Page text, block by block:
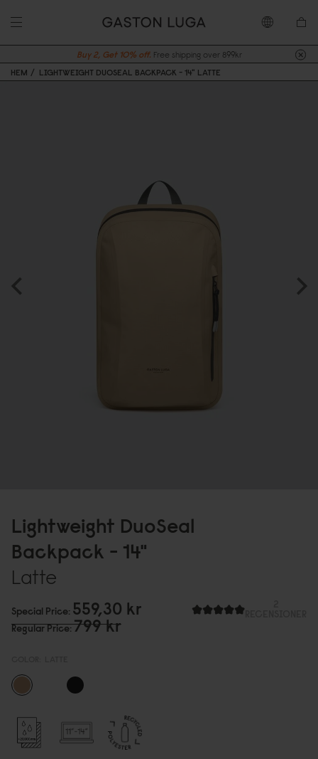
Buy 2, Get 10% off. Free shipping over 899kr
HEM
LIGHTWEIGHT DUOSEAL BACKPACK - 14" LATTE
Lightweight DuoSeal
Backpack - 14"
Latte
Special Price 559,30 kr
Regular Price 799 kr